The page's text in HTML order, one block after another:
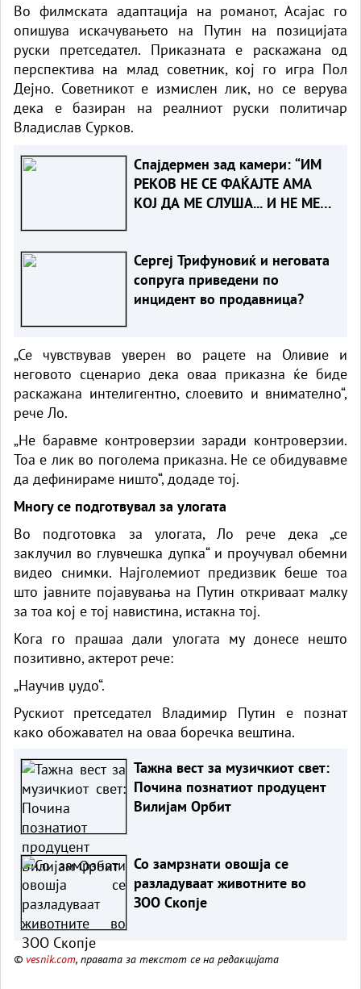
Во филмската адаптација на романот, Асајас го
опишува искачувањето на Путин на позицијата
руски претседател. Приказната е раскажана од
перспектива на млад советник, кој го игра Пол
Дејно. Советникот е измислен лик, но се верува
дека е базиран на реалниот руски политичар
Владислав Сурков.
Спајдермен зад камери: “ИМ
РЕКОВ НЕ СЕ ФАЌАЈТЕ АМА
КОЈ ДА МЕ СЛУША... И НЕ МЕ
Сергеј Трифуновиќ и неговата
сопруга приведени по
инцидент во продавница?
„Се чувствував уверен во рацете на Оливие и
неговото сценарио дека оваа приказна ќе биде
раскажана интелигентно, слоевито и внимателно“,
рече Ло.
„Не баравме контроверзии заради контроверзии.
Тоа е лик во поголема приказна. Не се обидувавме
да дефинираме ништо“, додаде тој.
Многу се подготвувал за улогата
Во подготовка за улогата, Ло рече дека „се
заклучил во глувчешка дупка“ и проучувал обемни
видео снимки. Најголемиот предизвик беше тоа
што јавните појавувања на Путин откриваат малку
за тоа кој е тој навистина, истакна тој.
Кога го прашаа дали улогата му донесе нешто
позитивно, актерот рече:
„Научив џудо“.
Рускиот претседател Владимир Путин е познат
како обожавател на оваа боречка вештина.
Тажна вест за музичкиот свет:
Почина познатиот продуцент
Вилијам Орбит
Со замрзнати овошја се
разладуваат животните во
ЗОО Скопје
© vesnik.com, правата за текстот се на редакцијата